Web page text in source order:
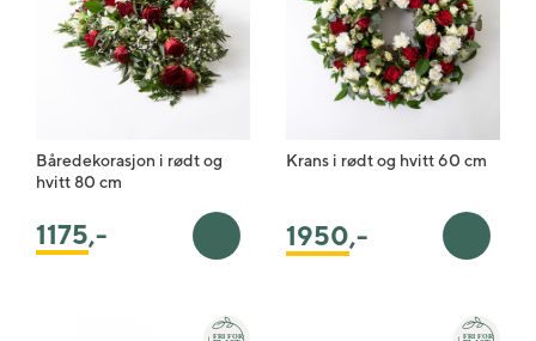
Båredekorasjon i rødt og
hvitt 80 cm
1175,- Legg i handlekurv
Krans i rødt og hvitt 60 cm
1950,- Legg i